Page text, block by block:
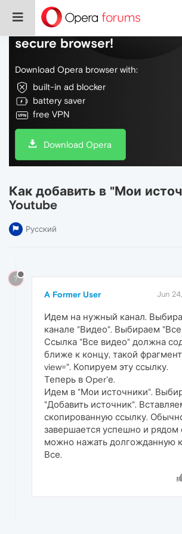
Do more on the web, with a
secure browser!
Download Opera browser with:
built-in ad blocker
battery saver
free VPN
Download Opera
Как добавить в "Мои
Youtube
Русский
?
A Former User Jun
Идем на нужный канал.
канале "Видео". Выбираем "Все
Ссылка "Все видео" должна
ближе к концу, такой
view=". Копируем эту ссылку.
Теперь в Oper'е.
Идем в "Мои источники".
"Добавить источник".
скопированную ссылку.
завершается успешно и рядом
можно нажать долгожданную
Все.